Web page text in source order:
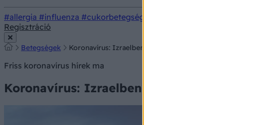
#allergia #influenza #cukorbetegség
Regisztráció
Betegségek Koronavírus: Izraelben elindult a következő hullám,
Friss koronavírus hírek ma
Koronavírus: Izraelben elindult a